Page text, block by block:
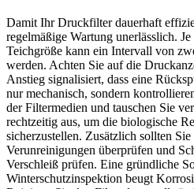
Damit Ihr Druckfilter dauerhaft
regelmäßige Wartung unerlässlich.
Teichgröße kann ein Intervall von
werden. Achten Sie auf die
Anstieg signalisiert, dass eine
nur mechanisch, sondern
der Filtermedien und tauschen Sie
rechtzeitig aus, um die biologische
sicherzustellen. Zusätzlich sollten
Verunreinigungen überprüfen und
Verschleiß prüfen. Eine gründliche
Winterschutzinspektion beugt